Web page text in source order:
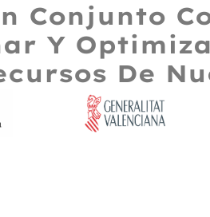
Conjunto
Y
De